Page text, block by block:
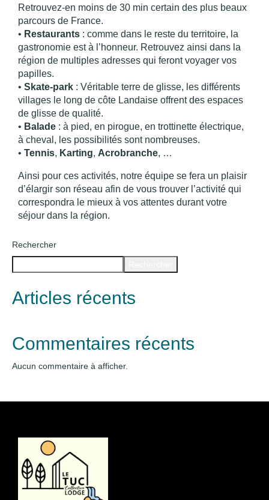
Retrouvez-en moins de 30 min certain des plus beaux
parcours de France.
• Restaurants : comme dans le reste du territoire, la
gastronomie est à l’honneur. Retrouvez ainsi dans la
région de multiples adresses qui feront voyager vos
papilles.
• Skate-park : Véritable terre de glisse, les différents
villages le long de côte Landaise offrent des espaces
de glisse de qualité.
• Balade : à pied, en pirogue, en trottinette électrique,
à cheval, les possibilités sont nombreuses.
• Tennis, Karting, Acrobranche, …
Ainsi pour ces activités, notre équipe se fera un plaisir
d’élargir son réseau afin de vous trouver l’activité qui
correspondra le mieux à vos attentes durant votre
séjour dans la région.
Rechercher
Articles récents
Commentaires récents
Aucun commentaire à afficher.